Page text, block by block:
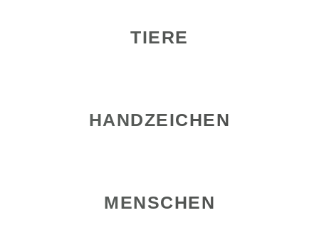
TIERE
HANDZEICHEN
MENSCHEN